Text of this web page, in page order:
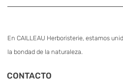
En CAILLEAU Herboristerie, estamos
la bondad de la naturaleza.
CONTACTO